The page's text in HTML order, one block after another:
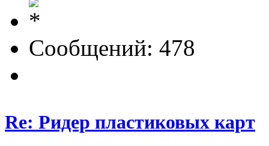
Сообщений: 478
Re: Ридер пластиковых карт